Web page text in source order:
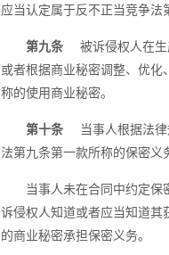
应当认定属于反不正当竞争法
第九条
被诉侵权人在
或者根据商业秘密调整、优
称的使用商业秘密。
第十条
当事人根据法
法第九条第一款所称的保密义
当事人未在合同中约定
诉侵权人知道或者应当知道
的商业秘密承担保密义务。